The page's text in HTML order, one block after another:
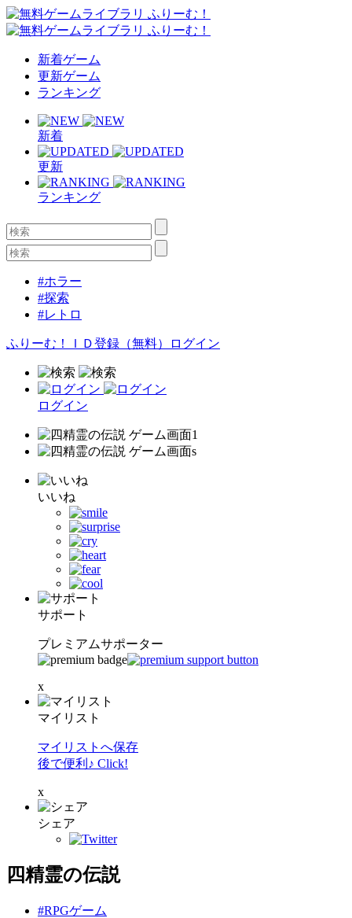
新着ゲーム
更新ゲーム
ランキング
新着
更新
ランキング
#ホラー
#探索
#レトロ
ふりーむ！ＩＤ登録（無料） ログイン
ログイン
いいね
サポート
プレミアムサポーター
x
マイリスト
マイリストへ保存
後で便利♪ Click!
x
シェア
四精霊の伝説
#RPGゲーム